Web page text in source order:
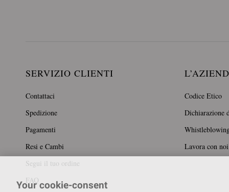
SERVIZIO CLIENTI
Contattaci
Spedizione
Pagamenti
Resi e Cambi
Segui il tuo ordine
FAQ
Codice Etico
Dichiarazione
Lavora con noi
Your cookie-consent